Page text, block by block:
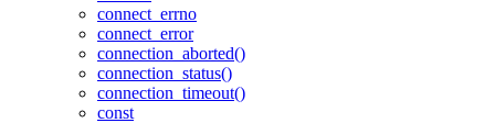
connect_errno
connect_error
connection_aborted()
connection_status()
connection_timeout()
const